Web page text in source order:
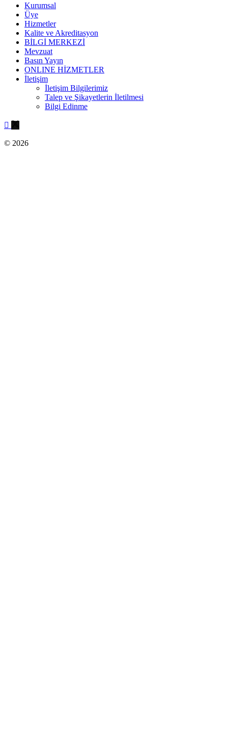
Kurumsal
Üye
Hizmetler
Kalite ve Akreditasyon
BİLGİ MERKEZİ
Mevzuat
Basın Yayın
ONLINE HİZMETLER
İletişim
İletişim Bilgilerimiz
Talep ve Şikayetlerin İletilmesi
Bilgi Edinme
© 2026